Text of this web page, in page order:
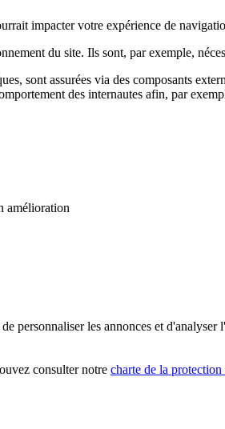
impacter votre expérience de
du site. Ils sont, par exemple,
sont assurées via des composants
des internautes afin, par
amélioration
personnaliser les annonces et
consulter notre charte de la